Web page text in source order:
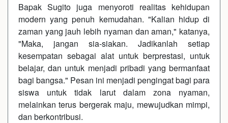
Bapak Sugito juga menyoroti realitas kehidupan
modern yang penuh kemudahan. "Kalian hidup di
zaman yang jauh lebih nyaman dan aman," katanya,
"Maka, jangan sia-siakan. Jadikanlah setiap
kesempatan sebagai alat untuk berprestasi, untuk
belajar, dan untuk menjadi pribadi yang bermanfaat
bagi bangsa." Pesan ini menjadi pengingat bagi para
siswa untuk tidak larut dalam zona nyaman,
melainkan terus bergerak maju, mewujudkan mimpi,
dan berkontribusi.